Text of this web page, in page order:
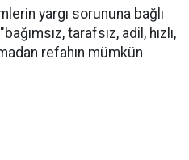
yargı sorununa bağlı
tarafsız, adil, hızlı,
refahın mümkün